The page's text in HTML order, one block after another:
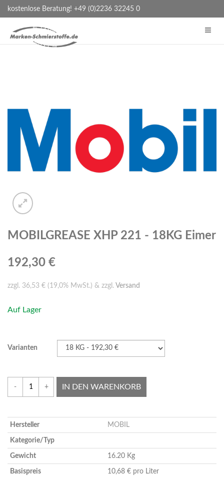
kostenlose Beratung! +49 (0)2236 32245 0
MOBILGREASE XHP 221 - 18KG Eimer
192,30 €
zzgl. 36,53 € (19,0% MwSt.) & zzgl. Versand
Auf Lager
Varianten
- + IN DEN WARENKORB
Hersteller MOBIL
Kategorie/Typ
Gewicht 16.20 Kg
Basispreis 10,68 € pro Liter